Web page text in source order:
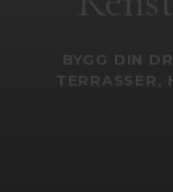
BYGG DIN
TERRASSER,